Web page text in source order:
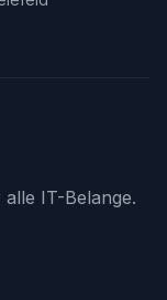
IT-Belange.